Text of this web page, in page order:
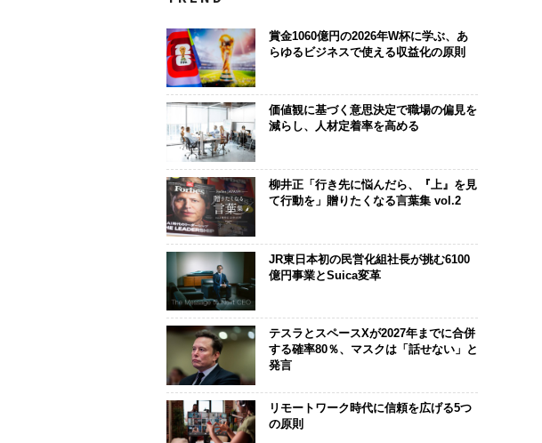
賞金1060億円の2026年W杯に学ぶ、あ
らゆるビジネスで使える収益化の原則
価値観に基づく意思決定で職場の偏見を
減らし、人材定着率を高める
柳井正「行き先に悩んだら、『上』を見
て行動を」贈りたくなる言葉集 vol.2
JR東日本初の民営化組社長が挑む6100
億円事業とSuica変革
テスラとスペースXが2027年までに合併
する確率80％、マスクは「話せない」と
発言
リモートワーク時代に信頼を広げる5つ
の原則